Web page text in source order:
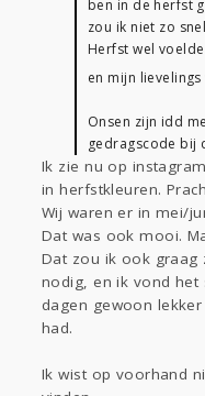
ben in de herfst
zou ik niet zo
Herfst wel
en mijn
Onsen zijn idd
gedragscode bij
Ik zie nu op
in herfstkleuren.
Wij waren er in mei/
Dat was ook mooi.
Dat zou ik ook graag
nodig, en ik vond het
dagen gewoon
had.
Ik wist op voorhand